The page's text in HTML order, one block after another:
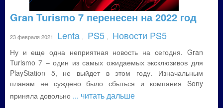
Gran Turismo 7 перенесен на 2022 год
23 февраля 2021 Lenta PS5 Новости PS5
Ну и еще одна неприятная новость на сегодня. Gran
Turismo 7 – один из самых ожидаемых эксклюзивов для
PlayStation 5, не выйдет в этом году. Изначальным
планам не суждено было сбыться и компания Sony
приняла довольно ... читать дальше